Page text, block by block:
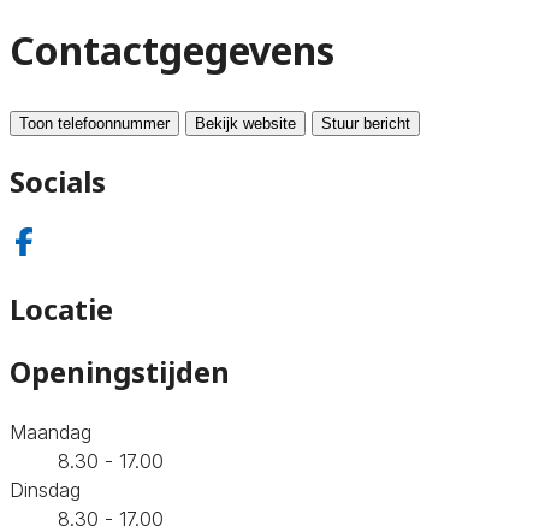
Contactgegevens
Toon telefoonnummer Bekijk website Stuur bericht
Socials
Locatie
Openingstijden
Maandag
8.30 - 17.00
Dinsdag
8.30 - 17.00